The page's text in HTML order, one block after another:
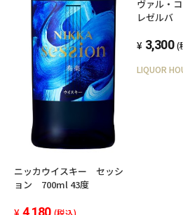
ニッカウイスキー セッシ
ョン 700ml 43度
4,180 (税込)
ヴァル・
レゼルバ
3,300 (